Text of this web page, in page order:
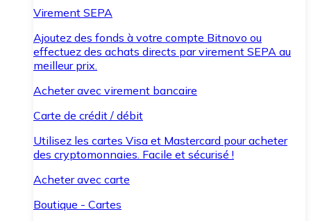
Virement SEPA
Ajoutez des fonds à votre compte Bitnovo ou
effectuez des achats directs par virement SEPA au
meilleur prix.
Acheter avec virement bancaire
Carte de crédit / débit
Utilisez les cartes Visa et Mastercard pour acheter
des cryptomonnaies. Facile et sécurisé !
Acheter avec carte
Boutique - Cartes